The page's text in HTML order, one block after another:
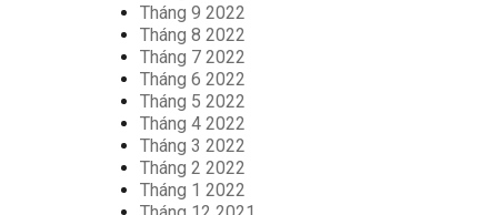
Tháng 9 2022
Tháng 8 2022
Tháng 7 2022
Tháng 6 2022
Tháng 5 2022
Tháng 4 2022
Tháng 3 2022
Tháng 2 2022
Tháng 1 2022